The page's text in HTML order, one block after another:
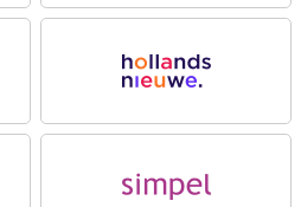
zoek naar een extra lichte en dunne
van Apple Intelligence.
display
scherm is voorzien van Ceramic